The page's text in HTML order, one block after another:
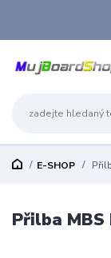
E-SHOP
Přilba